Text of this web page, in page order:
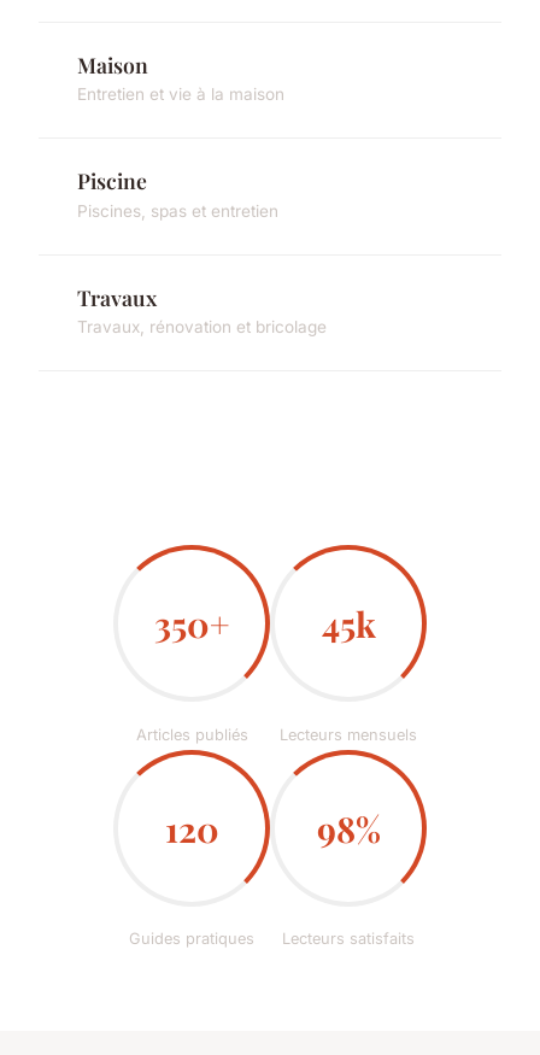
Maison
Entretien et vie à la maison
Piscine
Piscines, spas et entretien
Travaux
Travaux, rénovation et bricolage
350+
Articles publiés
45k
Lecteurs mensuels
120
Guides pratiques
98%
Lecteurs satisfaits